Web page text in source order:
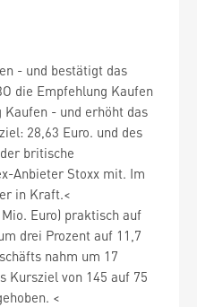
- und bestätigt das
die Empfehlung Kaufen
- und erhöht das
28,63 Euro. und des
britische
Anbieter Stoxx mit. Im
in Kraft.<
Euro) praktisch auf
drei Prozent auf 11,7
nahm um 17
Kursziel von 145 auf 75
<